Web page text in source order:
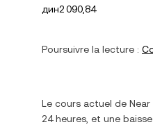
дин2 090,84
Poursuivre la lecture :
Le cours actuel de
24 heures, et une baisse